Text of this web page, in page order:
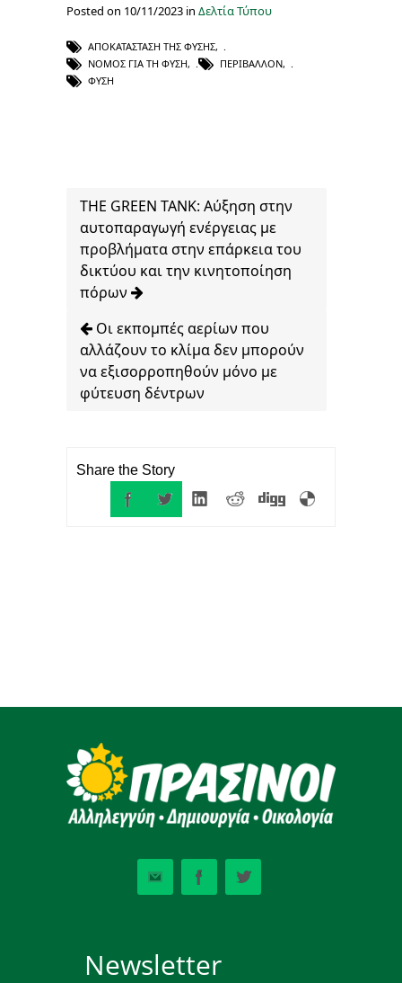
Posted on 10/11/2023 in Δελτία Τύπου
ΑΠΟΚΑΤΆΣΤΑΣΗ ΤΗΣ ΦΎΣΗΣ,
ΝΌΜΟΣ ΓΙΑ ΤΗ ΦΎΣΗ, ΠΕΡΙΒΆΛΛΟΝ,
ΦΎΣΗ
THE GREEN TANK: Αύξηση στην
αυτοπαραγωγή ενέργειας με
προβλήματα στην επάρκεια του
δικτύου και την κινητοποίηση
πόρων
Οι εκπομπές αερίων που
αλλάζουν το κλίμα δεν μπορούν
να εξισορροπηθούν μόνο με
φύτευση δέντρων
Share the Story
Newsletter